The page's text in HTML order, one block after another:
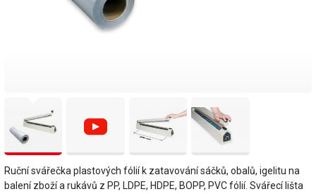
Ruční svářečka plastových fólií k zatavování sáčků, obalů, igelitu na
balení zboží a rukávů z PP, LDPE, HDPE, BOPP, PVC fólií. Svářecí lišta